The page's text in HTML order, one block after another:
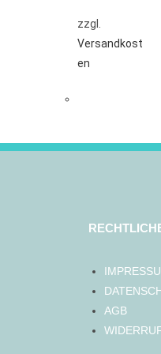
zzgl.
Versandkost
en
AGB